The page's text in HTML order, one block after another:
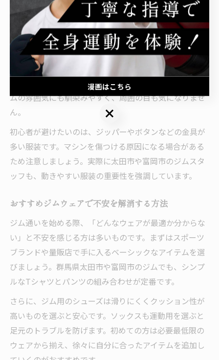
さと清潔感がポイントになります。最初に意識したいの
は、吸汗速乾性の高い素材を選ぶことです。これによ
り、トレーニング中も快適に過ごせます。
また、トップスはTシャツやスポーツ用のシャツ、ボト
ムスはハーフパンツや伸縮性のあるロングパンツが人気
です。色合いはシンプルなものを選ぶことで、どんなジ
ムの雰囲気にも馴染みやすく、周囲の目も気になりませ
ん。
初心者が避けたいのは、ジッパーやボタンなどの金具が
多い服装です。マシンを傷つける原因になる場合がある
ため注意しましょう。実際に太田市や富岡市のジムスタ
ッフも、動きやすい服装の重要性を強調しています。
おすすめジムウェアで不安を解消する方法
ジム通いを始める際、「どんなウェアが最適か分からな
い」と不安を感じる方は多いものです。まずはスポーツ
ブランドや量販店で手に入るベーシックなアイテムを選
びましょう。群馬県太田市や富岡市のジムでも、シンプ
ルなTシャツとパンツの組み合わせが定番です。
さらに、ジム用のシューズは滑りにくくクッション性が
高いものを選ぶと安心です。ソックスも運動用を選ぶと
足元のトラブルを防げます。初めての方は必要最低限の
ウェアから揃え、徐々に自分に合ったアイテムを追加し
漫画はこちら
漫画はこちら